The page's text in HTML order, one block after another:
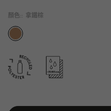
顏色:: 拿鐵棕